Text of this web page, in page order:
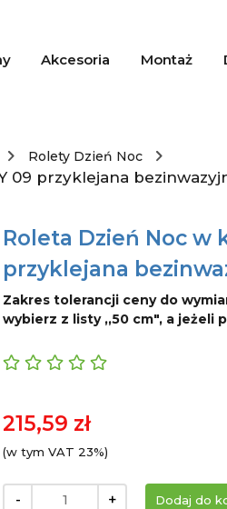
Akcesoria Montaż
Rolety Dzień Noc
09 przyklejana
Roleta Dzień Noc w
przyklejana
Zakres tolerancji ceny do
wybierz z listy ,,50 cm", a jeżeli
215,59 zł
(w tym VAT 23%)
- +